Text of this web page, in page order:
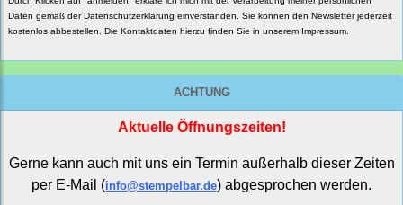
Daten gemäß der Datenschutzerklärung einverstanden. Sie können den Newsletter jederzeit
kostenlos abbestellen. Die Kontaktdaten hierzu finden Sie in unserem Impressum.
ACHTUNG
Aktuelle Öffnungszeiten!
Gerne kann auch mit uns ein Termin außerhalb dieser Zeiten
per E-Mail (info@stempelbar.de) abgesprochen werden.